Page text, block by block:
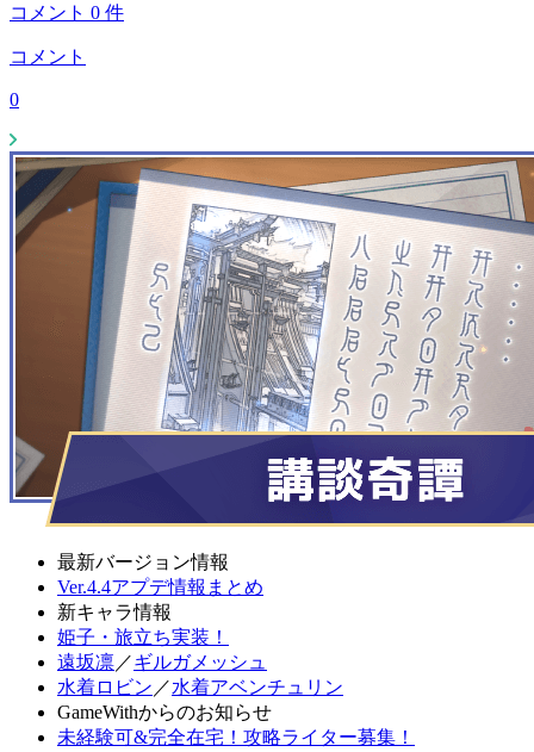
コメント 0 件
コメント
0
最新バージョン情報
Ver.4.4アプデ情報まとめ
新キャラ情報
姫子・旅立ち実装！
遠坂凛／ギルガメッシュ
水着ロビン ／水着アベンチュリン
GameWithからのお知らせ
未経験可&完全在宅！攻略ライター募集！